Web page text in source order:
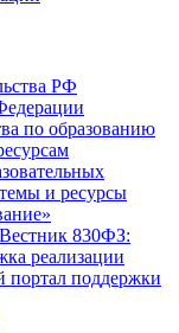
РФ
по образованию
и ресурсы
830ФЗ:
реализации
портал поддержки